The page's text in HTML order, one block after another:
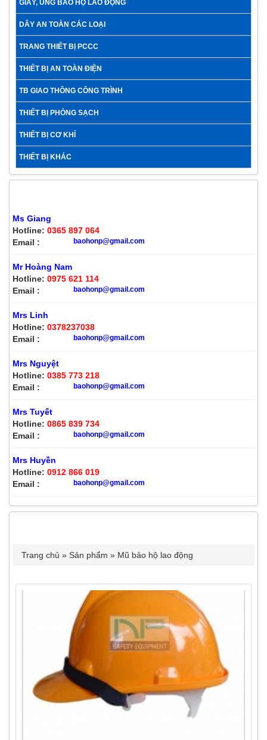
GIÀY, ỦNG BẢO HỘ LAO ĐỘNG
DÂY AN TOÀN CÁC LOẠI
TRANG THIẾT BỊ PCCC
THIẾT BỊ AN TOÀN ĐIỆN
TB GIAO THÔNG CÔNG TRÌNH
THIẾT BỊ PHÒNG SẠCH
THIẾT BỊ CƠ KHÍ
THIẾT BỊ KHÁC
Ms Giang
Hotline: 0365 897 064
Email :
baohonp@gmail.com
Mr Hoàng Nam
Hotline: 0975 621 114
Email :
baohonp@gmail.com
Mrs Linh
Hotline: 0378237038
Email :
baohonp@gmail.com
Mrs Nguyệt
Hotline: 0385 773 218
Email :
baohonp@gmail.com
Mrs Tuyết
Hotline: 0865 839 734
Email :
baohonp@gmail.com
Mrs Huyền
Hotline: 0912 866 019
Email :
baohonp@gmail.com
Trang chủ » Sản phẩm » Mũ bảo hộ lao động